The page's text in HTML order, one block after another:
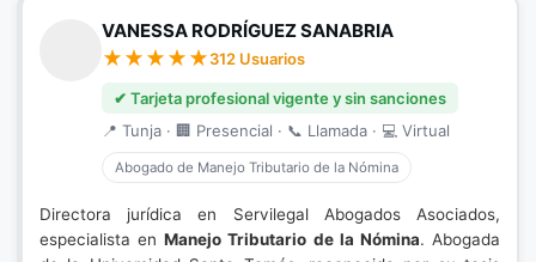
VANESSA RODRÍGUEZ SANABRIA
312 Usuarios
✔ Tarjeta profesional vigente y sin sanciones
📍 Tunja · 🏢 Presencial · 📞 Llamada · 💻 Virtual
Abogado de Manejo Tributario de la Nómina
Directora jurídica en Servilegal Abogados Asociados,
especialista enManejo Tributario de la Nómina. Abogada